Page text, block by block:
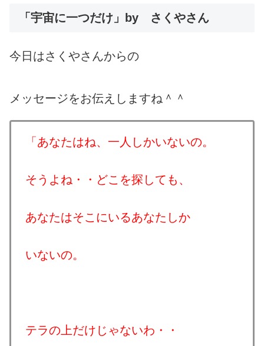
「宇宙に一つだけ」by さくやさん
今日はさくやさんからの
メッセージをお伝えしますね＾＾
「あなたはね、一人しかいないの。
そうよね・・どこを探しても、
あなたはそこにいるあなたしか
いないの。
テラの上だけじゃないわ・・